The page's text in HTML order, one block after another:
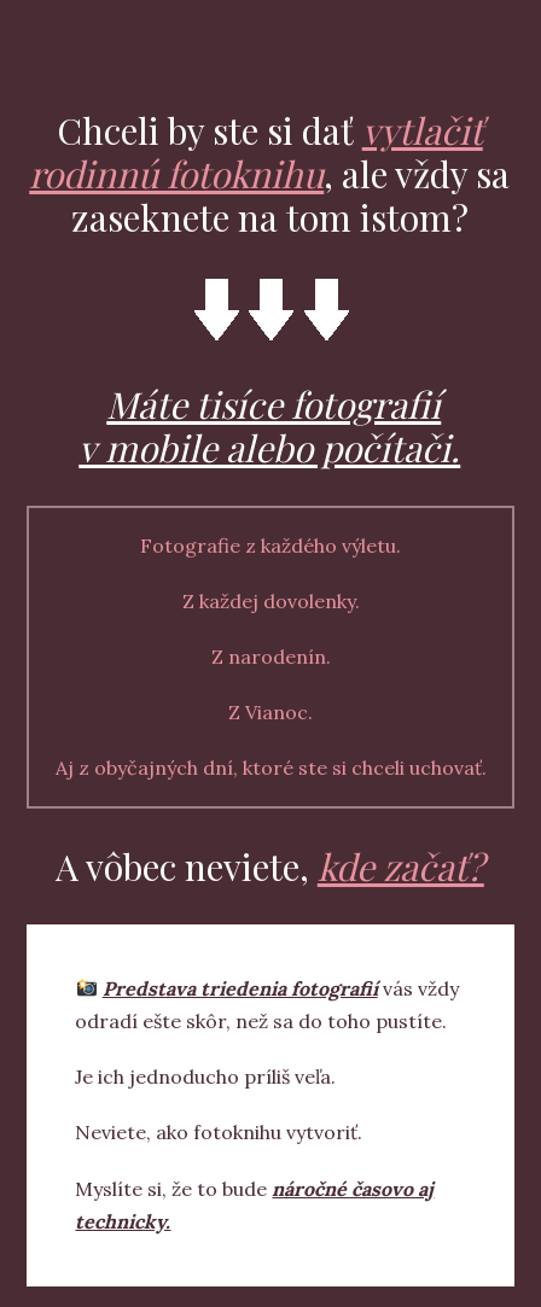
Chceli by ste si dať vytlačiť
rodinnú fotoknihu, ale vždy sa
zaseknete na tom istom?
Máte tisíce fotografií
v mobile alebo počítači.
Fotografie z každého výletu.
Z každej dovolenky.
Z narodenín.
Z Vianoc.
Aj z obyčajných dní, ktoré ste si chceli uchovať.
A vôbec neviete, kde začať?
Predstava triedenia fotografiívás vždy
odradí ešte skôr, než sa do toho pustíte.
Je ich jednoducho príliš veľa.
Neviete, ako fotoknihu vytvoriť.
Myslíte si, že to bude náročné časovo aj
technicky.